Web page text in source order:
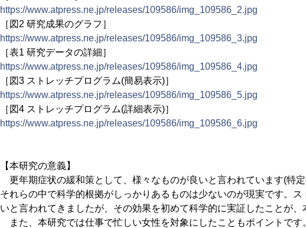
https://www.atpress.ne.jp/releases/109586/img_109586_2.jpg
［図2 研究成果のグラフ］
https://www.atpress.ne.jp/releases/109586/img_109586_3.jpg
［表1 研究データの詳細］
https://www.atpress.ne.jp/releases/109586/img_109586_4.jpg
［図3 ストレッチプログラム(簡易表示)］
https://www.atpress.ne.jp/releases/109586/img_109586_5.jpg
［図4 ストレッチプログラム(詳細表示)］
https://www.atpress.ne.jp/releases/109586/img_109586_6.jpg
【本研究の意義】
更年期症状の緩和策として、様々なものが良いと言われています(特定
それらの中で科学的根拠がしっかりあるものは少ないのが現実です。
いと言われてきましたが、その効果を初めて科学的に実証したことが、
また、本研究では仕事で忙しい女性を対象にしたこともポイントです